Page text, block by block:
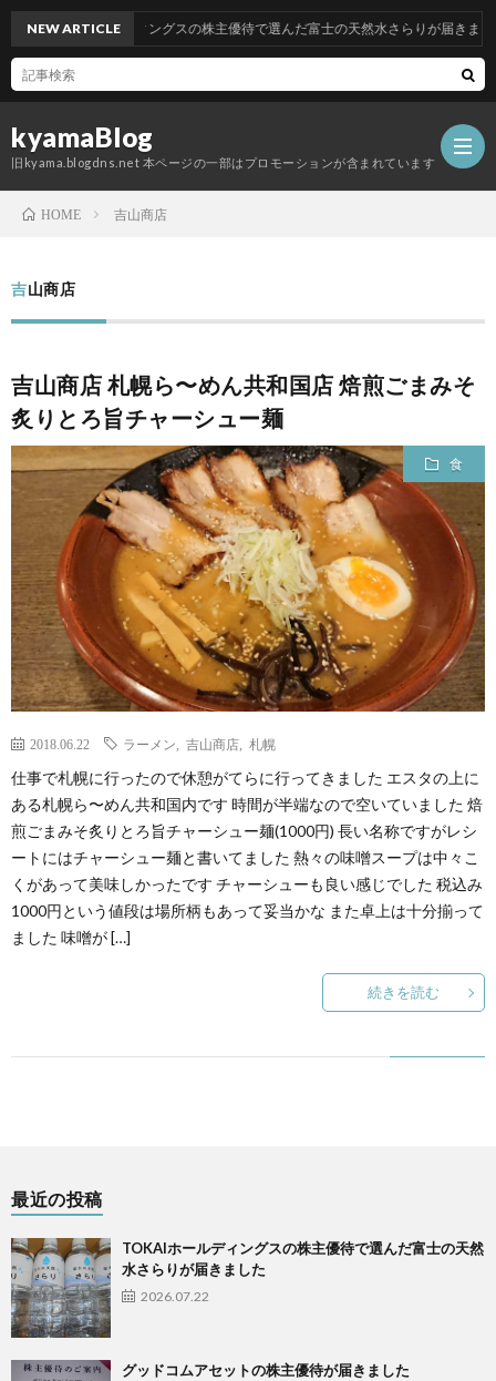
kyamaBlog
旧kyama.blogdns.net 本ページの一部はプロモーションが含まれています
NEW ARTICLE
TOKAIホールディングスの株主優待で選んだ富士の天然水さらりが届きました
HOME 吉山商店
吉山商店
吉山商店 札幌ら〜めん共和国店 焙煎ごまみそ
炙りとろ旨チャーシュー麺
食
2018.06.22 ラーメン 吉山商店 札幌
仕事で札幌に行ったので休憩がてらに行ってきました エスタの上に
ある札幌ら〜めん共和国内です 時間が半端なので空いていました 焙
煎ごまみそ炙りとろ旨チャーシュー麺(1000円) 長い名称ですがレシ
ートにはチャーシュー麺と書いてました 熱々の味噌スープは中々こ
くがあって美味しかったです チャーシューも良い感じでした 税込み
1000円という値段は場所柄もあって妥当かな また卓上は十分揃って
ました 味噌が […]
続きを読む
最近の投稿
TOKAIホールディングスの株主優待で選んだ富士の天然
水さらりが届きました
2026.07.22
グッドコムアセットの株主優待が届きました